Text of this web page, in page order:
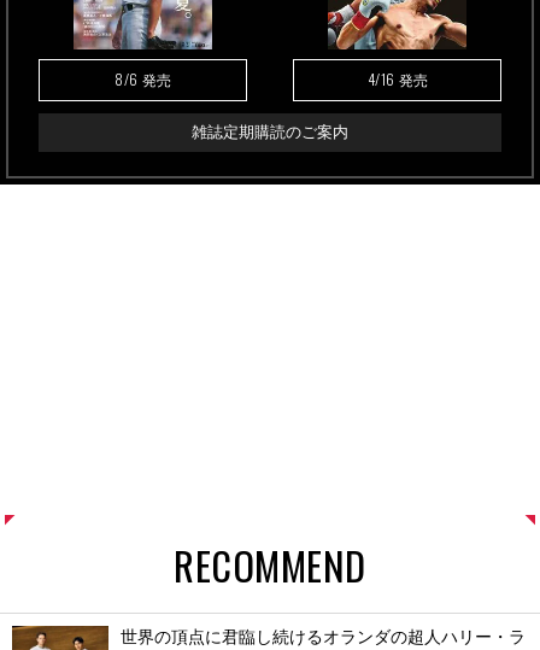
8/6 発売 4/16 発売
雑誌定期購読のご案内
RECOMMEND
世界の頂点に君臨し続けるオランダの超人ハリー・ラ